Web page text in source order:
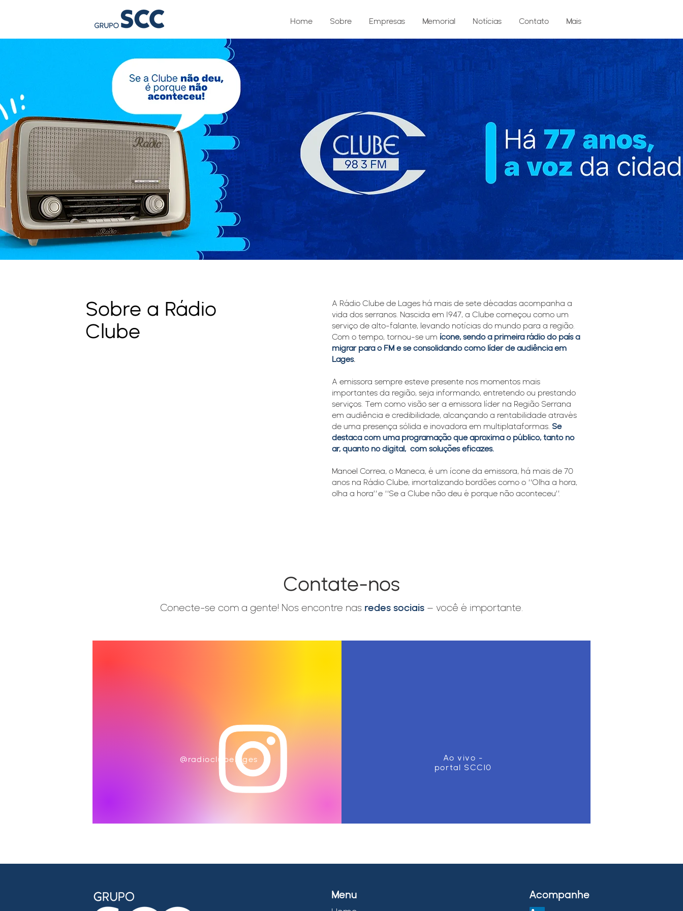
Home Sobre Empresas Memorial Notícias Contato Mais
Sobre a Rádio
Clube
A Rádio Clube de Lages há mais de sete décadas acompanha a
vida dos serranos. Nascida em 1947, a Clube começou como um
serviço de alto-falante, levando notícias do mundo para a região.
Com o tempo, tornou-se um ícone, sendo a primeira rádio do país a
migrar para o FM e se consolidando como líder de audiência em
Lages.
A emissora sempre esteve presente nos momentos mais
importantes da região, seja informando, entretendo ou prestando
serviços. Tem como visão ser a emissora líder na Região Serrana
em audiência e credibilidade, alcançando a rentabilidade através
de uma presença sólida e inovadora em multiplataformas. Se
destaca com uma programação que aproxima o público, tanto no
ar, quanto no digital, com soluções eficazes.
Manoel Correa, o Maneca, é um ícone da emissora, há mais de 70
anos na Rádio Clube, imortalizando bordões como o “Olha a hora,
olha a hora” e “Se a Clube não deu é porque não aconteceu”.
Contate-nos
Conecte-se com a gente! Nos encontre nas redes sociais – você é importante.
@radioclubelages
Ao vivo -
portal SCC10
Menu Acompanhe